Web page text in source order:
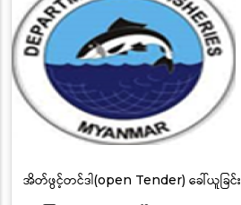
အိတ်ဖွင့်တင်ဒါ(open Tender) ခေါ်ယူခြင်း